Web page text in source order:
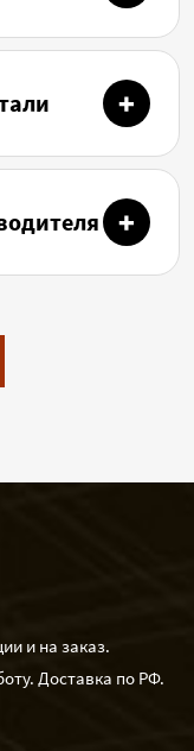
и на заказ.
Доставка по РФ.